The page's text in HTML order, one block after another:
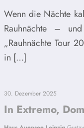
Wenn die Nächte
Rauhnächte –
„Rauhnächte Tour
in […]
In Extremo,
30. Dezember 2025